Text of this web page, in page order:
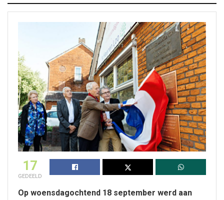
17
GEDEELD
Op woensdagochtend 18 september werd aan